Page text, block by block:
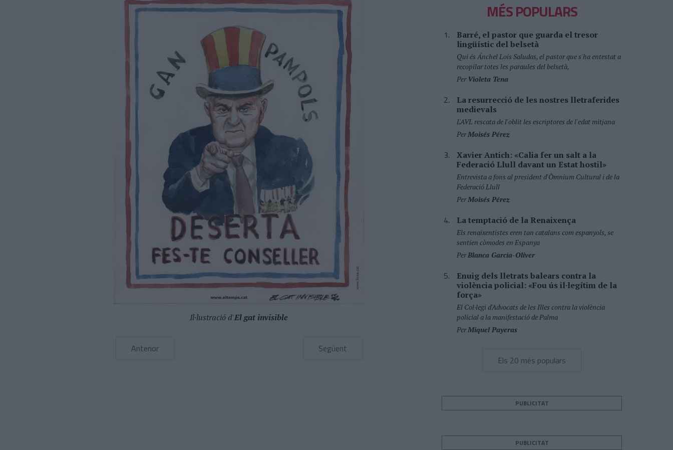
Il·lustració d'El gat invisible
Anterior Següent
MÉS POPULARS
Barré, el pastor que guarda el tresor
lingüístic del belsetà
Qui és Ánchel Lois Saludas, el pastor que s'ha entestat a
recopilar totes les paraules del belsetà,
PerVioleta Tena
La resurrecció de les nostres lletraferides
medievals
L'AVL rescata de l'oblit les escriptores de l'edat mitjana
PerMoisés Pérez
Xavier Antich: «Calia fer un salt a la
Federació Llull davant un Estat hostil»
Entrevista a fons al president d'Òmnium Cultural i de la
Federació Llull
PerMoisés Pérez
La temptació de la Renaixença
Els renaixentistes eren tan catalans com espanyols, se
sentien còmodes en Espanya
PerBlanca Garcia-Oliver
Enuig dels lletrats balears contra la
violència policial: «Fou ús il·legítim de la
força»
El Col·legi d'Advocats de les Illes contra la violència
policial a la manifestació de Palma
PerMiquel Payeras
Els 20 més populars
PUBLICITAT
PUBLICITAT